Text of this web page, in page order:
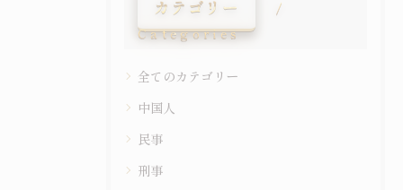
カテゴリー
Categories
全てのカテゴリー
中国人
民事
刑事